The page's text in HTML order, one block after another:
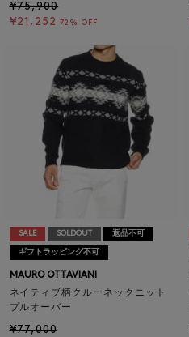
¥75,900
¥21,252
72% OFF
SALE SOLDOUT 返品不可
ギフトラッピング不可
MAURO OTTAVIANI
ネイティブ柄クルーネックニット
プルオーバー
¥77,000